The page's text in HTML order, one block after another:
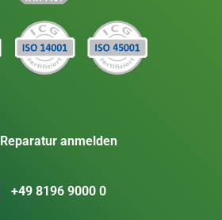
Reparatur anmelden
+49 8196 9000 0